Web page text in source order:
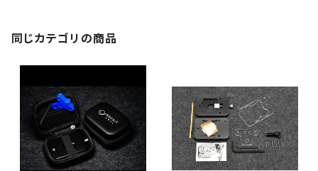
同じカテゴリの商品